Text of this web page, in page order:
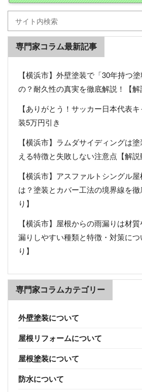
専門家コラム最新記事
【横浜市】外壁塗装で「30年持つ
の？耐久性の真実を徹底解説！【解
【ありがとう！サッカー日本代表
装5万円引き
【横浜市】ラムダサイディングは
える特徴と失敗しない注意点【解説
【横浜市】アスファルトシングル
は？塗装とカバー工法の境界線を
り】
【横浜市】屋根からの雨漏りは材
漏りしやすい種類と特徴・対策に
り】
専門家コラムカテゴリー
外壁塗装について
屋根リフォームについて
屋根塗装について
防水について